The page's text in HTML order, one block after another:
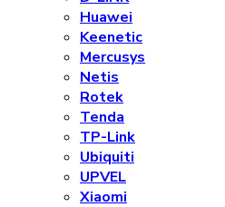
Huawei
Keenetic
Mercusys
Netis
Rotek
Tenda
TP-Link
Ubiquiti
UPVEL
Xiaomi